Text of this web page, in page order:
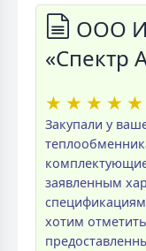
ООО
«Спектр
★ ★ ★ ★ ★
Закупали у
заявленным
хотим